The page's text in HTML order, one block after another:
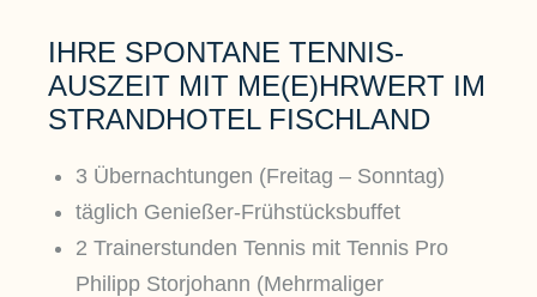
IHRE SPONTANE TENNIS-
AUSZEIT MIT ME(E)HRWERT IM
STRANDHOTEL FISCHLAND
3 Übernachtungen (Freitag – Sonntag)
täglich Genießer-Frühstücksbuffet
2 Trainerstunden Tennis mit Tennis Pro
Philipp Storjohann (Mehrmaliger